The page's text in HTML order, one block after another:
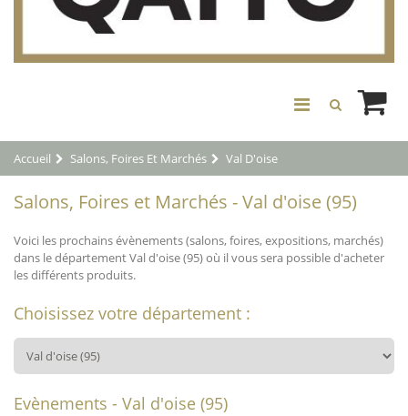
Accueil Salons, Foires Et Marchés Val D'oise
Salons, Foires et Marchés - Val d'oise (95)
Voici les prochains évènements (salons, foires, expositions, marchés)
dans le département Val d'oise (95) où il vous sera possible d'acheter
les différents produits.
Choisissez votre département :
Evènements - Val d'oise (95)